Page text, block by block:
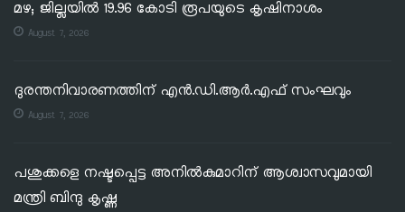
മഴ; ജില്ലയില്‍ 19.96 കോടി രൂപയുടെ കൃഷിനാശം
August 7, 2026
ദുരന്തനിവാരണത്തിന് എൻ.ഡി.ആർ.എഫ് സംഘവും
August 7, 2026
പശുക്കളെ നഷ്ടപ്പെട്ട അനിൽകുമാറിന് ആശ്വാസവുമായി
മന്ത്രി ബിന്ദു കൃഷ്ണ